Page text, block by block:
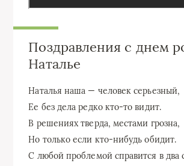
Поздравления с днем
Наталье
Наталья наша — человек серьезный,
Ее без дела редко кто-то видит.
В решениях тверда, местами грозна,
Но только если кто-нибудь обидит.
С любой проблемой справится в два